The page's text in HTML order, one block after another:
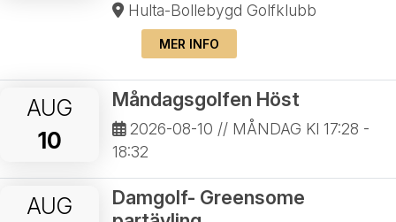
Hulta-Bollebygd Golfklubb
MER INFO
AUG
10
Måndagsgolfen Höst
2026-08-10 // MÅNDAG Kl 17:28 -
18:32
AUG
Damgolf- Greensome